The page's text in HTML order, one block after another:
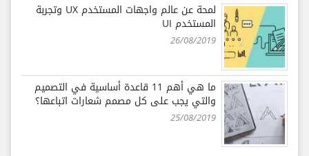
لمحة عن عالم واجهات المستخدم UX وتجربة
المستخدم UI
26/08/2019
ما هي أهم 11 قاعدة أساسية في التصميم
والتي يجب على كل مصمم شعارات اتباعها؟
25/08/2019